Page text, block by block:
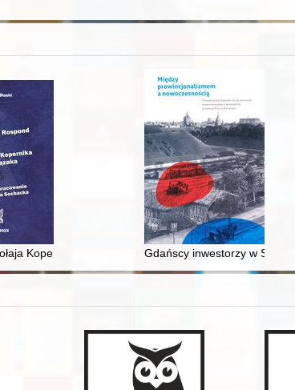
Kopernika z rodu ŚlązakaGdańscy inwestorzy w